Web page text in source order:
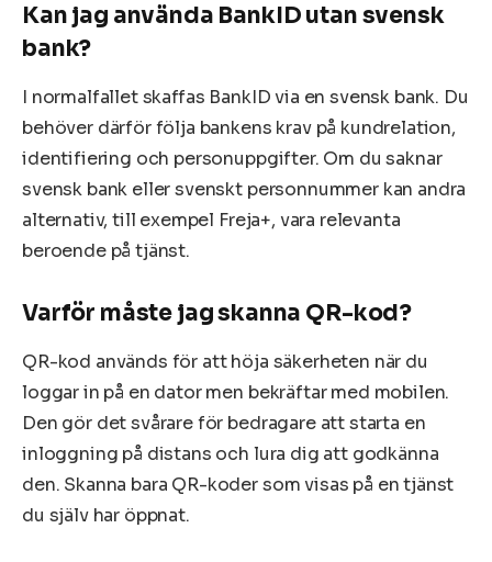
Kan jag använda BankID utan svensk
bank?
I normalfallet skaffas BankID via en svensk bank. Du
behöver därför följa bankens krav på kundrelation,
identifiering och personuppgifter. Om du saknar
svensk bank eller svenskt personnummer kan andra
alternativ, till exempel Freja+, vara relevanta
beroende på tjänst.
Varför måste jag skanna QR-kod?
QR-kod används för att höja säkerheten när du
loggar in på en dator men bekräftar med mobilen.
Den gör det svårare för bedragare att starta en
inloggning på distans och lura dig att godkänna
den. Skanna bara QR-koder som visas på en tjänst
du själv har öppnat.